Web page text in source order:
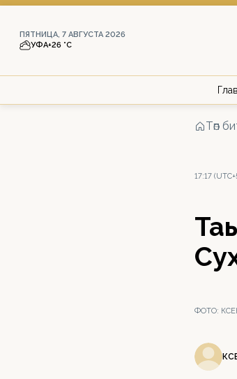
ПЯТНИЦА, 7 АВГУСТА 2026
УФА+26 °С
Төп
17:17
ФОТО: